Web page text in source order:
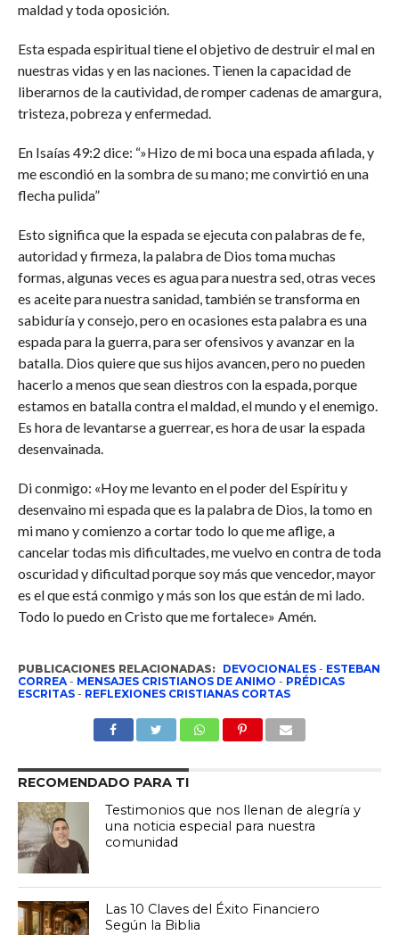
maldad y toda oposición.
Esta espada espiritual tiene el objetivo de destruir el mal en
nuestras vidas y en las naciones. Tienen la capacidad de
liberarnos de la cautividad, de romper cadenas de amargura,
tristeza, pobreza y enfermedad.
En Isaías 49:2 dice: “»Hizo de mi boca una espada afilada, y
me escondió en la sombra de su mano; me convirtió en una
flecha pulida”
Esto significa que la espada se ejecuta con palabras de fe,
autoridad y firmeza, la palabra de Dios toma muchas
formas, algunas veces es agua para nuestra sed, otras veces
es aceite para nuestra sanidad, también se transforma en
sabiduría y consejo, pero en ocasiones esta palabra es una
espada para la guerra, para ser ofensivos y avanzar en la
batalla. Dios quiere que sus hijos avancen, pero no pueden
hacerlo a menos que sean diestros con la espada, porque
estamos en batalla contra el maldad, el mundo y el enemigo.
Es hora de levantarse a guerrear, es hora de usar la espada
desenvainada.
Di conmigo: «Hoy me levanto en el poder del Espíritu y
desenvaino mi espada que es la palabra de Dios, la tomo en
mi mano y comienzo a cortar todo lo que me aflige, a
cancelar todas mis dificultades, me vuelvo en contra de toda
oscuridad y dificultad porque soy más que vencedor, mayor
es el que está conmigo y más son los que están de mi lado.
Todo lo puedo en Cristo que me fortalece» Amén.
PUBLICACIONES RELACIONADAS: DEVOCIONALES- ESTEBAN
CORREA- MENSAJES CRISTIANOS DE ANIMO - PRÉDICAS
ESCRITAS- REFLEXIONES CRISTIANAS CORTAS
RECOMENDADO PARA TI
Testimonios que nos llenan de alegría y
una noticia especial para nuestra
comunidad
Las 10 Claves del Éxito Financiero
Según la Biblia